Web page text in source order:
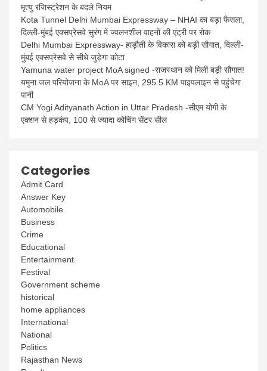
मृत्यु रजिस्ट्रेशन के बदले नियम
Kota Tunnel Delhi Mumbai Expressway – NHAI का बड़ा फैसला,
दिल्ली-मुंबई एक्सप्रेसवे सुरंग में ज्वलनशील वाहनों की एंट्री पर रोक
Delhi Mumbai Expressway- हाड़ौती के विकास को बड़ी सौगात, दिल्ली-
मुंबई एक्सप्रेसवे से सीधे जुड़ेगा कोटा
Yamuna water project MoA signed -राजस्थान को मिली बड़ी सौगात!
यमुना जल परियोजना के MoA पर साइन, 295.5 KM पाइपलाइन से पहुंचेगा
पानी
CM Yogi Adityanath Action in Uttar Pradesh -सीएम योगी के
एक्शन से हड़कंप, 100 से ज्यादा कोचिंग सेंटर सील
Categories
Admit Card
Answer Key
Automobile
Business
Crime
Educational
Entertainment
Festival
Government scheme
historical
home appliances
International
National
Politics
Rajasthan News